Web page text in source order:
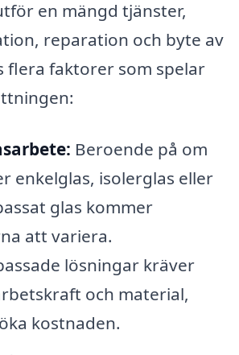
en mängd tjänster,
reparation och byte av
flera faktorer som spelar
Beroende på om
enkelglas, isolerglas eller
glas kommer
att variera.
lösningar kräver
och material,
kostnaden.